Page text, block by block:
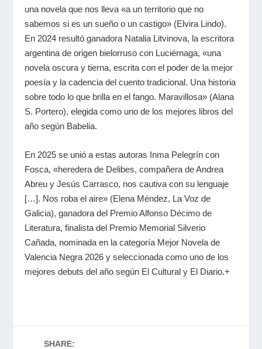
una novela que nos lleva «a un territorio que no
sabemos si es un sueño o un castigo» (Elvira Lindo).
En 2024 resultó ganadora Natalia Litvinova, la escritora
argentina de origen bielorruso con Luciérnaga, «una
novela oscura y tierna, escrita con el poder de la mejor
poesía y la cadencia del cuento tradicional. Una historia
sobre todo lo que brilla en el fango. Maravillosa» (Alana
S. Portero), elegida como uno de los mejores libros del
año según Babelia.
En 2025 se unió a estas autoras Inma Pelegrín con
Fosca, «heredera de Delibes, compañera de Andrea
Abreu y Jesús Carrasco, nos cautiva con su lenguaje
[…]. Nos roba el aire» (Elena Méndez, La Voz de
Galicia), ganadora del Premio Alfonso Décimo de
Literatura, finalista del Premio Memorial Silverio
Cañada, nominada en la categoría Mejor Novela de
Valencia Negra 2026 y seleccionada como uno de los
mejores debuts del año según El Cultural y El Diario.+
SHARE: